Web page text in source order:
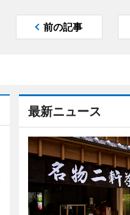
前の記事
最新ニュース